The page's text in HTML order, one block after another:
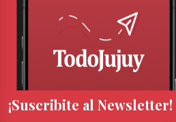
¡Suscribite al Newsletter!